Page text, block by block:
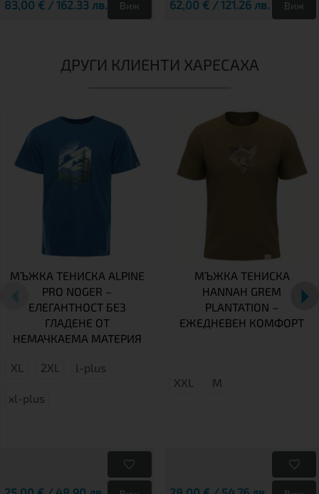
83,00 € / 162.33 лв. Виж 62,00 € / 121.26 лв. Виж
ДРУГИ КЛИЕНТИ ХАРЕСАХА
МЪЖКА ТЕНИСКА ALPINE
PRO NOGER –
ЕЛЕГАНТНОСТ БЕЗ
ГЛАДЕНЕ ОТ
НЕМАЧКАЕМА МАТЕРИЯ
XL 2XL l-plus
xl-plus
МЪЖКА ТЕНИСКА
HANNAH GREM
PLANTATION –
ЕЖЕДНЕВЕН КОМФОРТ
XXL М